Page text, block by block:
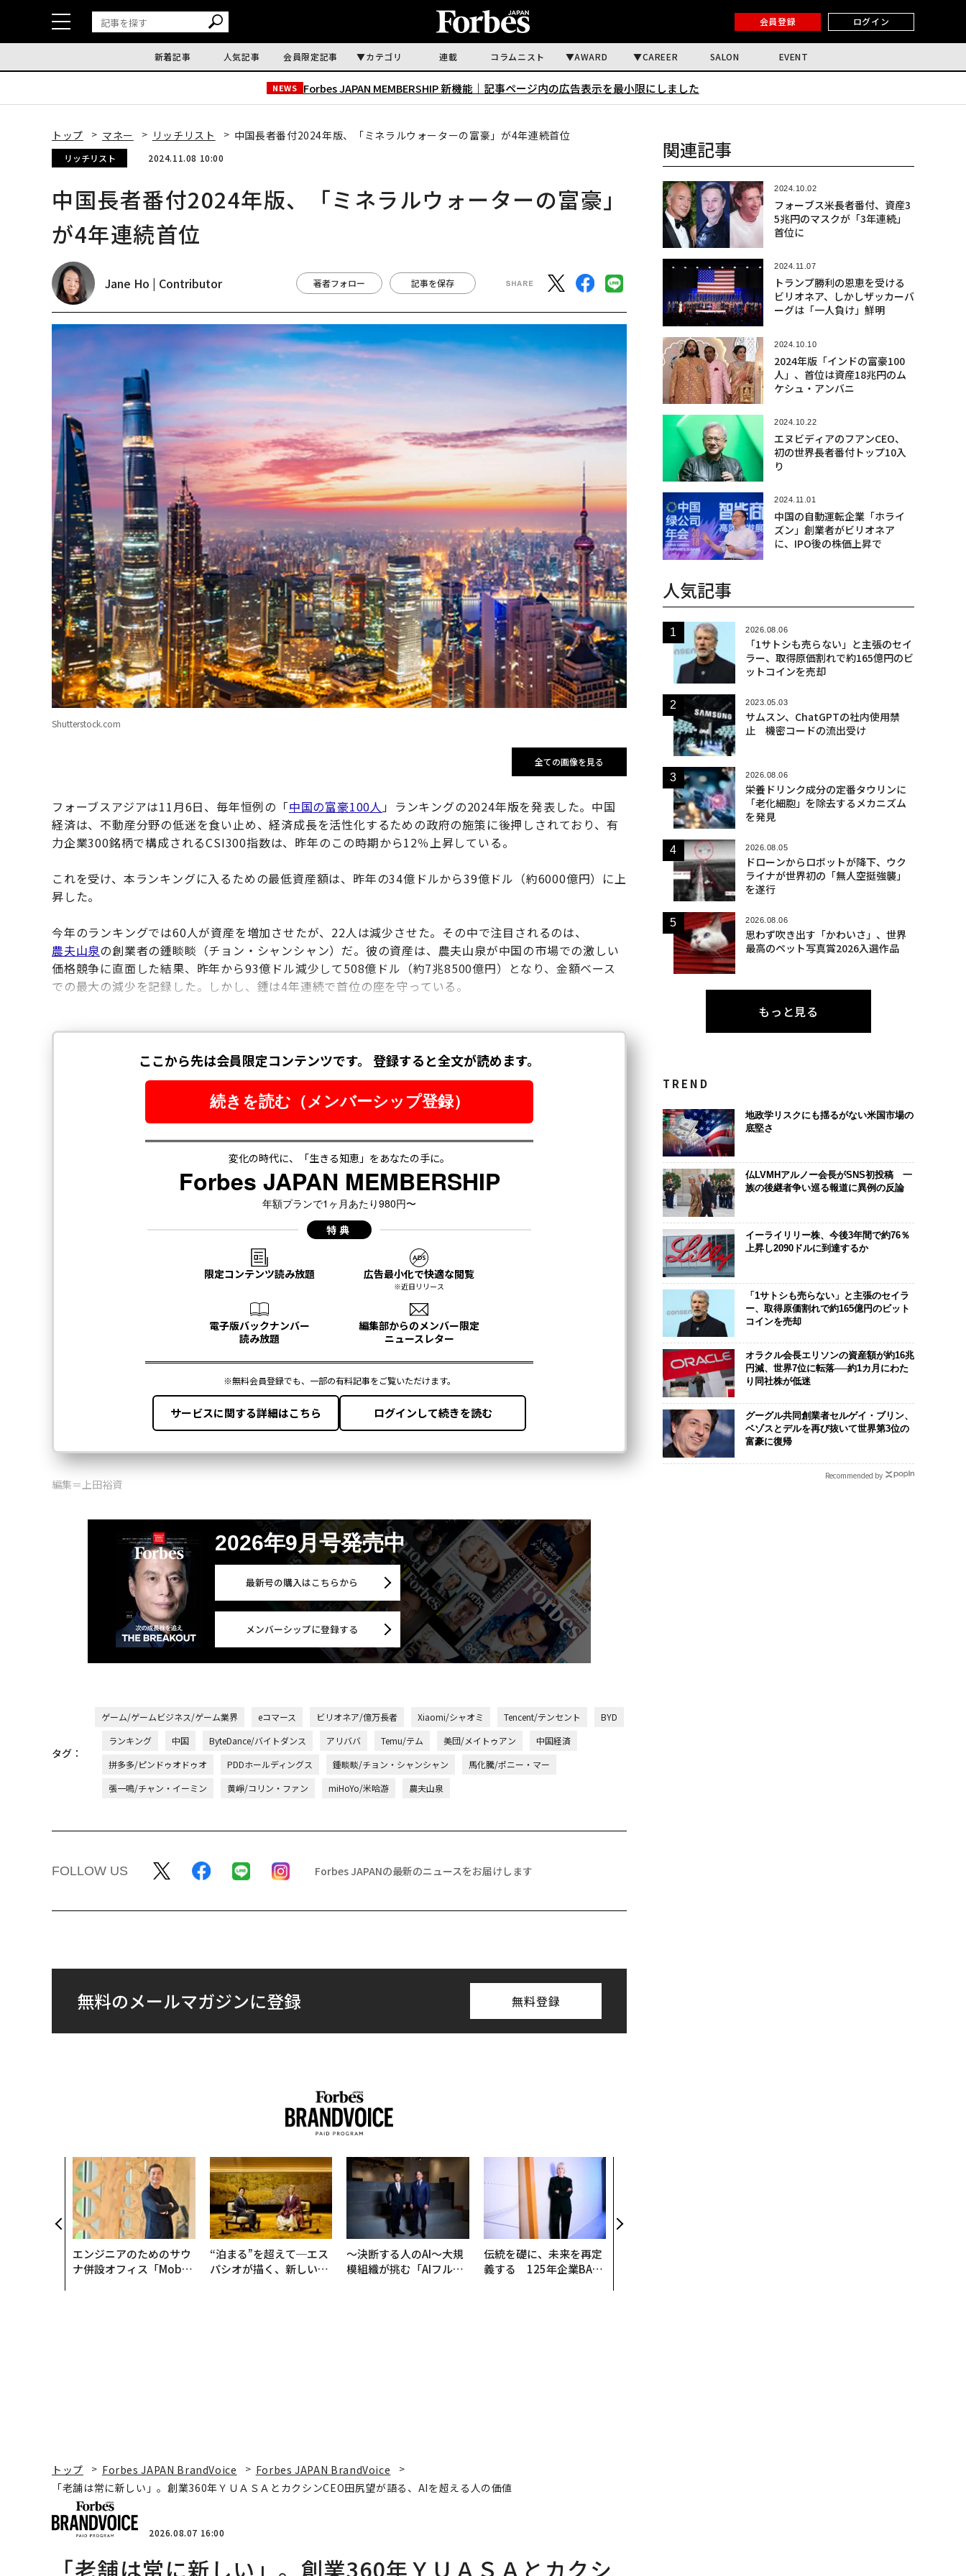
会員登録 ログイン
新着記事 人気記事 会員限定記事 カテゴリ 連載 コラムニスト AWARD CAREER SALON EVENT
NEWS Forbes JAPAN MEMBERSHIP 新機能｜ 記事ページ内の広告表示を最小限にしました
トップ マネー リッチリスト 中国長者番付2024年版、「ミネラルウォーターの富豪」が4年連続首位
リッチリスト 2024.11.08 10:00
中国長者番付2024年版、「ミネラルウォーターの富豪」
が4年連続首位
Jane Ho | Contributor 著者フォロー 記事を保存
Shutterstock.com
全ての画像を見る
フォーブスアジアは11月6日、毎年恒例の「中国の富豪100人」ランキングの2024年版を発表した。中国
経済は、不動産分野の低迷を食い止め、経済成長を活性化するための政府の施策に後押しされており、有
力企業300銘柄で構成されるCSI300指数は、昨年のこの時期から12％上昇している。
これを受け、本ランキングに入るための最低資産額は、昨年の34億ドルから39億ドル（約6000億円）に上
昇した。
今年のランキングでは60人が資産を増加させたが、22人は減少させた。その中で注目されるのは、
農夫山泉の創業者の鍾睒睒（チョン・シャンシャン）だ。彼の資産は、農夫山泉が中国の市場での激しい
価格競争に直面した結果、昨年から93億ドル減少して508億ドル（約7兆8500億円）となり、金額ベース
での最大の減少を記録した。しかし、鍾は4年連続で首位の座を守っている。
編集＝上田裕資
2026年9月号発売中
最新号の購入はこちらから
メンバーシップに登録する
タグ：
ゲーム/ゲームビジネス/ゲーム業界 eコマース ビリオネア/億万長者 Xiaomi/シャオミ Tencent/テンセント
BYD
ランキング
中国 ByteDance/バイトダンス アリババ Temu/テム 美団/メイトゥアン
中国経済
拼多多/ピンドゥオドゥオ
PDDホールディングス 鍾睒睒/チョン・シャンシャン
馬化騰/ポニー・マー
張一鳴/チャン・イーミン
黄崢/コリン・ファン miHoYo/米哈游 農夫山泉
FOLLOW US Forbes JAPANの最新のニュースをお届けします
無料のメールマガジンに登録 無料登録
エンジニアのためのサウ
ナ併設オフィス「Mobiu
“泊まる”を超えて─エス
パシオが描く、新しい日
〜決断する人のAI〜大規
模組織が挑む「AIフル実
伝統を礎に、未来を再定
義する 125年企業BAT
え見つけた、防災一筋20
関連記事
2024.10.02
フォーブス米長者番付、資産3
5兆円のマスクが「3年連続」
首位に
2024.11.07
トランプ勝利の恩恵を受ける
ビリオネア、しかしザッカーバ
ーグは「一人負け」鮮明
2024.10.10
2024年版「インドの富豪100
人」、首位は資産18兆円のム
ケシュ・アンバニ
2024.10.22
エヌビディアのフアンCEO、
初の世界長者番付トップ10入
り
2024.11.01
中国の自動運転企業「ホライ
ズン」創業者がビリオネア
に、IPO後の株価上昇で
人気記事
2026.08.06
「1サトシも売らない」と主張のセイ
ラー、取得原価割れで約165億円のビ
ットコインを売却
2023.05.03
サムスン、ChatGPTの社内使用禁
止 機密コードの流出受け
2026.08.06
栄養ドリンク成分の定番タウリンに
「老化細胞」を除去するメカニズム
を発見
2026.08.05
ドローンからロボットが降下、ウク
ライナが世界初の「無人空挺強襲」
を遂行
2026.08.06
思わず吹き出す「かわいさ」、世界
最高のペット写真賞2026入選作品
もっと見る
TREND
地政学リスクにも揺るがない米国市場の
底堅さ
仏LVMHアルノー会長がSNS初投稿 一
族の後継者争い巡る報道に異例の反論
イーライリリー株、今後3年間で約76％
上昇し2090ドルに到達するか
「1サトシも売らない」と主張のセイラ
ー、取得原価割れで約165億円のビット
コインを売却
オラクル会長エリソンの資産額が約16兆
円減、世界7位に転落──約1カ月にわた
り同社株が低迷
グーグル共同創業者セルゲイ・ブリン、
ベゾスとデルを再び抜いて世界第3位の
富豪に復帰
Recommended by
トップ Forbes JAPAN BrandVoice
Forbes JAPAN BrandVoice
「老舗は常に新しい」。創業360年ＹＵＡＳＡとカクシンCEO田尻望が語る、AIを超える人の価値
2026.08.07 16:00
「老舗は常に新しい」。創業360年ＹＵＡＳＡとカクシ